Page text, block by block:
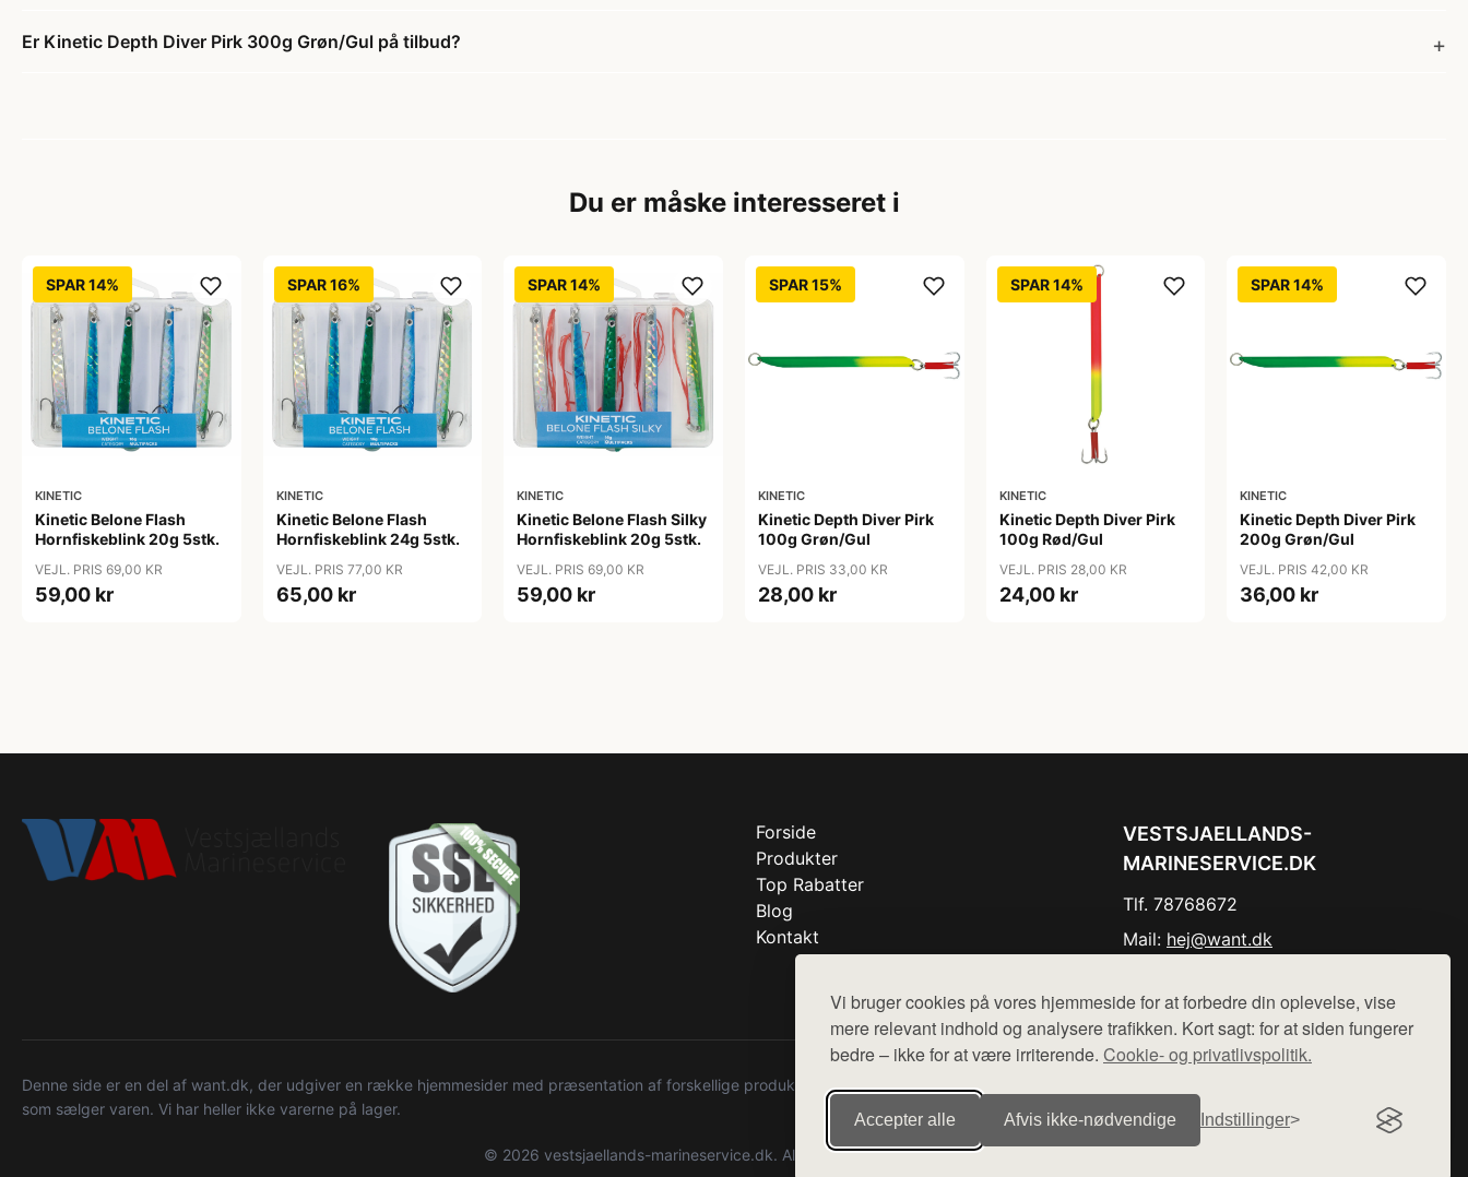
Vi bruger cookies på vores hjemmeside for at forbedre din oplevelse, vise
mere relevant indhold og analysere trafikken. Kort sagt: for at siden fungerer
bedre – ikke for at være irriterende. Cookie- og privatlivspolitik.
Accepter alle Afvis ikke‑nødvendige Indstillinger
Er Kinetic Depth Diver Pirk 300g Grøn/Gul på tilbud?
Du er måske interesseret i
SPAR 14%
KINETIC
Kinetic Belone Flash
Hornfiskeblink 20g 5stk.
VEJL. PRIS 69,00 KR
59,00 kr
SPAR 16%
KINETIC
Kinetic Belone Flash
Hornfiskeblink 24g 5stk.
VEJL. PRIS 77,00 KR
65,00 kr
SPAR 14%
KINETIC
Kinetic Belone Flash Silky
Hornfiskeblink 20g 5stk.
VEJL. PRIS 69,00 KR
59,00 kr
SPAR 15%
KINETIC
Kinetic Depth Diver Pirk
100g Grøn/Gul
VEJL. PRIS 33,00 KR
28,00 kr
SPAR 14%
KINETIC
Kinetic Depth Diver Pirk
100g Rød/Gul
VEJL. PRIS 28,00 KR
24,00 kr
SPAR 14%
KINETIC
Kinetic Depth Diver Pirk
200g Grøn/Gul
VEJL. PRIS 42,00 KR
36,00 kr
Forside
Produkter
Top Rabatter
Blog
Kontakt
VESTSJAELLANDS-
MARINESERVICE.DK
Tlf. 78768672
Mail: hej@want.dk
Denne side er en del af want.dk, der udgiver en række hjemmesider med præsentation af forskellige produkter fra diverse webshops. Der sælges ikke varer fra denne side - vi henviser til de shops,
som sælger varen. Vi har heller ikke varerne på lager.
© 2026 vestsjaellands-marineservice.dk. Alle rettigheder forbeholdes.